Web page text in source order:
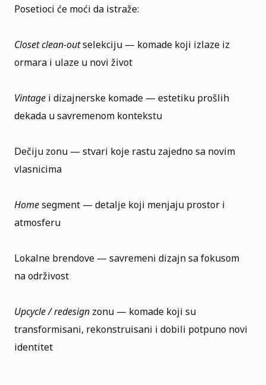
Posetioci će moći da istraže:
Closet clean-outselekciju — komade koji izlaze iz
ormara i ulaze u novi život
Vintage i dizajnerske komade — estetiku prošlih
dekada u savremenom kontekstu
Dečiju zonu — stvari koje rastu zajedno sa novim
vlasnicima
Homesegment — detalje koji menjaju prostor i
atmosferu
Lokalne brendove — savremeni dizajn sa fokusom
na održivost
Upcycle / redesign zonu — komade koji su
transformisani, rekonstruisani i dobili potpuno novi
identitet